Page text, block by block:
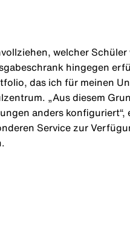
welcher Schüler
hingegen
das ich für meinen
„Aus diesem
anders konfiguriert“,
Service zur